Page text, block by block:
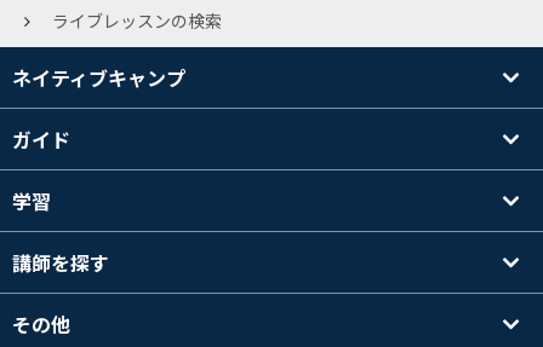
ライブレッスンの検索
ネイティブキャンプ
ガイド
学習
講師を探す
その他